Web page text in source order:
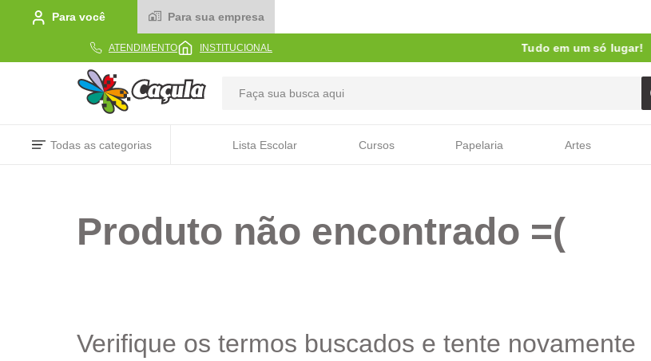
Para você Para sua empresa
ATENDIMENTO INSTITUCIONAL Tudo em um só lugar!
Todas as categorias Lista Escolar Cursos Papelaria Artes
Produto não encontrado =(
Verifique os termos buscados e tente novamente
TERMOS MAIS BUSCADOS
3 caneta